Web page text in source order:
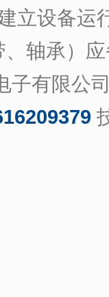
立设备运
轴承）
子有限公